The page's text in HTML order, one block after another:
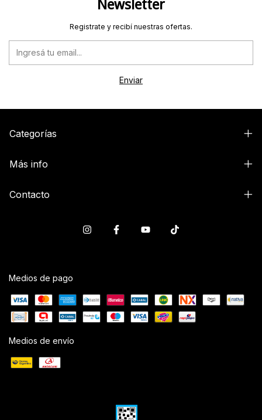
Newsletter
Registrate y recibí nuestras ofertas.
Categorías
Más info
Contacto
Medios de pago
Medios de envío